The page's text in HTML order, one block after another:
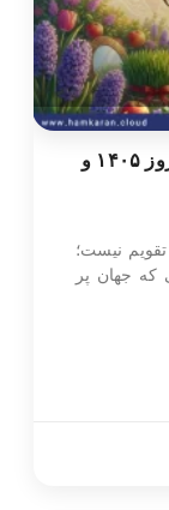
پیام نوروزی تلفن ابری همکاران | نوروز ۱۴۰۵ و
نیست؛
که جهان پر